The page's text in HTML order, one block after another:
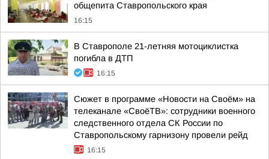
общепита Ставропольского края
16:15
В Ставрополе 21-летняя мотоциклистка
погибла в ДТП
16:15
Сюжет в программе «Новости на Своём» на
телеканале «СвоёТВ»: сотрудники военного
следственного отдела СК России по
Ставропольскому гарнизону провели рейд
16:15